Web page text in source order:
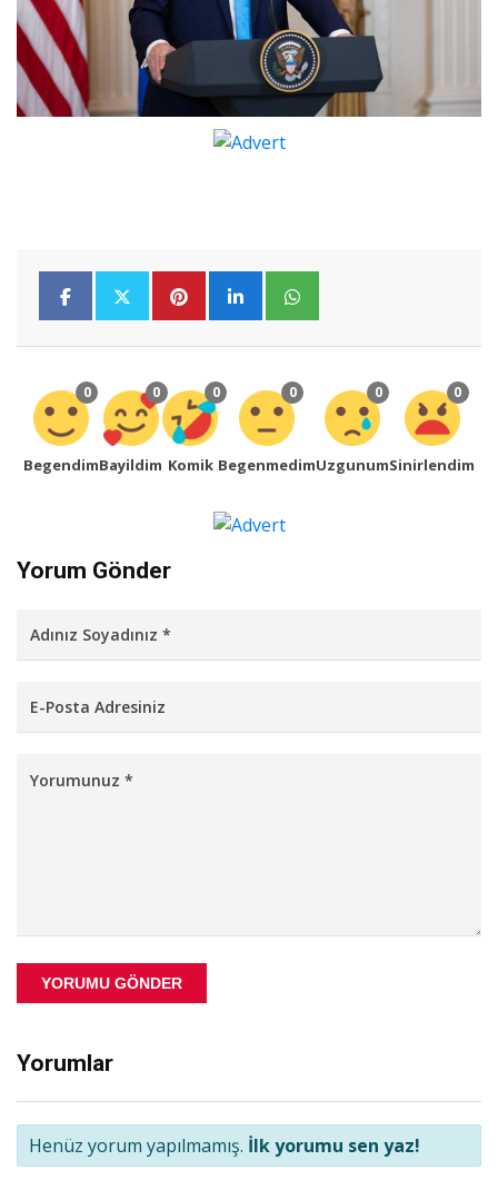
0
Begendim
0
Bayildim
0
Komik
0
Begenmedim
0
Uzgunum
0
Sinirlendim
Yorum Gönder
YORUMU GÖNDER
Yorumlar
Henüz yorum yapılmamış. İlk yorumu sen yaz!